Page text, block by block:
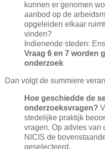
kunnen er genomen
aanbod op de
opgeleiden elkaar
vinden?
Indienende steden:
Vraag 6 en 7 worden
onderzoek
Dan volgt de summiere
Hoe geschiedde de
onderzoeksvragen?
stedelijke praktijk
vragen. Op advies van
NICIS de
geselecteerd.